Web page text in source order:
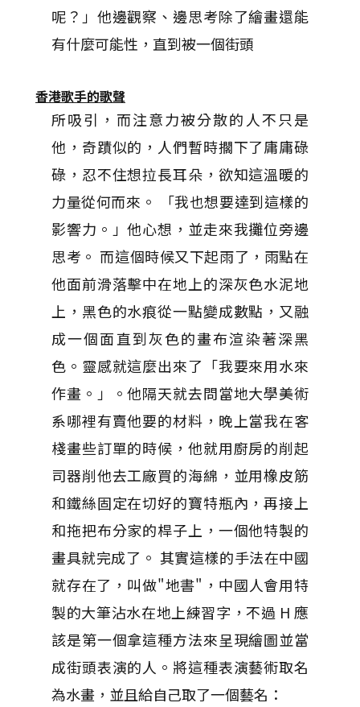
呢？」他邊觀察、邊思考除了繪畫還能
有什麼可能性，直到被一個街頭
香港歌手的歌聲
所吸引，而注意力被分散的人不只是
他，奇蹟似的，人們暫時擱下了庸庸碌
碌，忍不住想拉長耳朵，欲知這溫暖的
力量從何而來。 「我也想要達到這樣的
影響力。」他心想，並走來我攤位旁邊
思考。 而這個時候又下起雨了，雨點在
他面前滑落擊中在地上的深灰色水泥地
上，黑色的水痕從一點變成數點，又融
成一個面直到灰色的畫布渲染著深黑
色。靈感就這麼出來了「我要來用水來
作畫。」。他隔天就去問當地大學美術
系哪裡有賣他要的材料，晚上當我在客
棧畫些訂單的時候，他就用廚房的削起
司器削他去工廠買的海綿，並用橡皮筋
和鐵絲固定在切好的寶特瓶內，再接上
和拖把布分家的桿子上，一個他特製的
畫具就完成了。 其實這樣的手法在中國
就存在了，叫做"地書"，中國人會用特
製的大筆沾水在地上練習字，不過 H 應
該是第一個拿這種方法來呈現繪圖並當
成街頭表演的人。將這種表演藝術取名
為水畫，並且給自己取了一個藝名：